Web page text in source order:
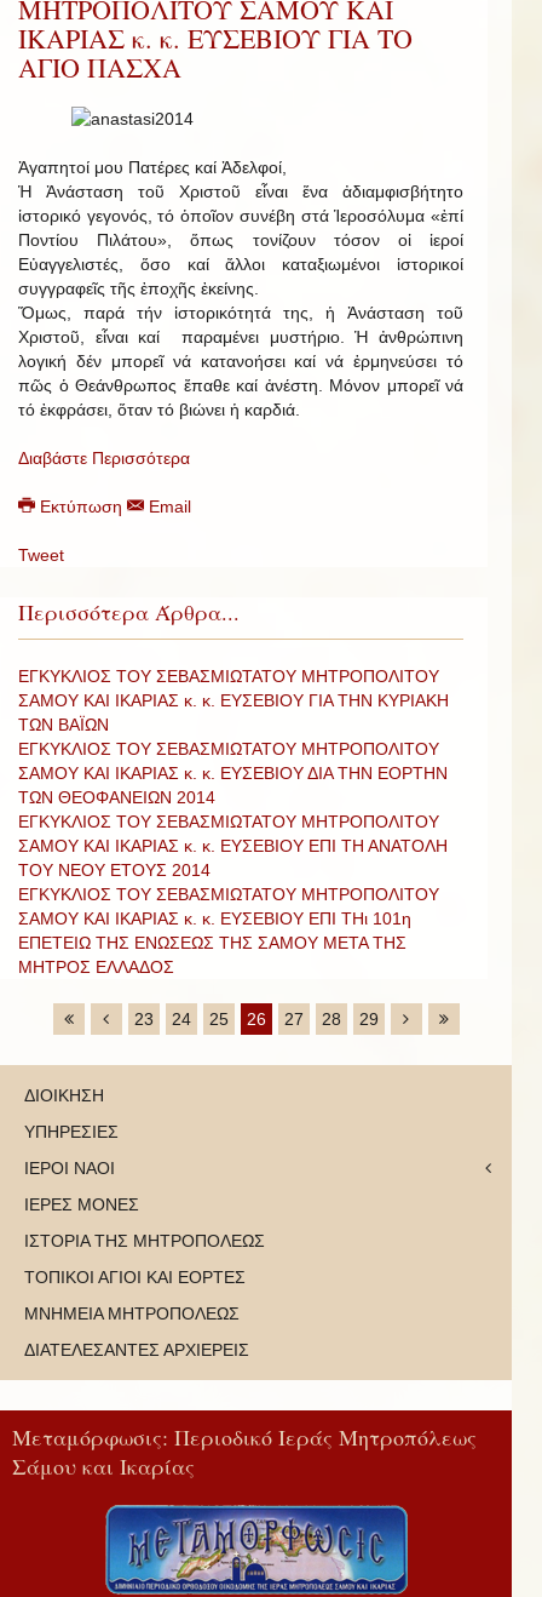
ΜΗΤΡΟΠΟΛΙΤΟΥ ΣΑΜΟΥ ΚΑΙ
ΙΚΑΡΙΑΣ κ. κ. ΕΥΣΕΒΙΟΥ ΓΙΑ ΤΟ
ΑΓΙΟ ΠΑΣΧΑ
Ἀγαπητοί μου Πατέρες καί Ἀδελφοί,
Ἡ Ἀνάσταση τοῦ Χριστοῦ εἶναι ἕνα ἀδιαμφισβήτητο
ἱστορικό γεγονός, τό ὁποῖον συνέβη στά Ἱεροσόλυμα «ἐπί
Ποντίου Πιλάτου», ὅπως τονίζουν τόσον οἱ ἱεροί
Εὐαγγελιστές, ὅσο καί ἄλλοι καταξιωμένοι ἱστορικοί
συγγραφεῖς τῆς ἐποχῆς ἐκείνης.
Ὅμως, παρά τήν ἱστορικότητά της, ἡ Ἀνάσταση τοῦ
Χριστοῦ, εἶναι καί παραμένει μυστήριο. Ἡ ἀνθρώπινη
λογική δέν μπορεῖ νά κατανοήσει καί νά ἑρμηνεύσει τό
πῶς ὁ Θεάνθρωπος ἔπαθε καί ἀνέστη. Μόνον μπορεῖ νά
τό ἐκφράσει, ὅταν τό βιώνει ἡ καρδιά.
Διαβάστε Περισσότερα
Εκτύπωση Email
Tweet
Περισσότερα Άρθρα...
ΕΓΚΥΚΛΙΟΣ ΤΟΥ ΣΕΒΑΣΜΙΩΤΑΤΟΥ ΜΗΤΡΟΠΟΛΙΤΟΥ
ΣΑΜΟΥ ΚΑΙ ΙΚΑΡΙΑΣ κ. κ. ΕΥΣΕΒΙΟΥ ΓΙΑ ΤΗΝ ΚΥΡΙΑΚΗ
ΤΩΝ ΒΑΪΩΝ
ΕΓΚΥΚΛΙΟΣ ΤΟΥ ΣΕΒΑΣΜΙΩΤΑΤΟΥ ΜΗΤΡΟΠΟΛΙΤΟΥ
ΣΑΜΟΥ ΚΑΙ ΙΚΑΡΙΑΣ κ. κ. ΕΥΣΕΒΙΟΥ ΔΙΑ ΤΗΝ ΕΟΡΤΗΝ
ΤΩΝ ΘΕΟΦΑΝΕΙΩΝ 2014
ΕΓΚΥΚΛΙΟΣ ΤΟΥ ΣΕΒΑΣΜΙΩΤΑΤΟΥ ΜΗΤΡΟΠΟΛΙΤΟΥ
ΣΑΜΟΥ ΚΑΙ ΙΚΑΡΙΑΣ κ. κ. ΕΥΣΕΒΙΟΥ ΕΠΙ ΤΗ ΑΝΑΤΟΛΗ
ΤΟΥ ΝΕΟΥ ΕΤΟΥΣ 2014
ΕΓΚΥΚΛΙΟΣ ΤΟΥ ΣΕΒΑΣΜΙΩΤΑΤΟΥ ΜΗΤΡΟΠΟΛΙΤΟΥ
ΣΑΜΟΥ ΚΑΙ ΙΚΑΡΙΑΣ κ. κ. ΕΥΣΕΒΙΟΥ ΕΠΙ ΤΗι 101η
ΕΠΕΤΕΙΩ ΤΗΣ ΕΝΩΣΕΩΣ ΤΗΣ ΣΑΜΟΥ ΜΕΤΑ ΤΗΣ
ΜΗΤΡΟΣ ΕΛΛΑΔΟΣ
23 24 25 26 27 28 29
ΔΙΟΙΚΗΣΗ
ΥΠΗΡΕΣΙΕΣ
ΙΕΡΟΙ ΝΑΟΙ
ΙΕΡΕΣ ΜΟΝΕΣ
ΙΣΤΟΡΙΑ ΤΗΣ ΜΗΤΡΟΠΟΛΕΩΣ
ΤΟΠΙΚΟΙ ΑΓΙΟΙ ΚΑΙ ΕΟΡΤΕΣ
ΜΝΗΜΕΙΑ ΜΗΤΡΟΠΟΛΕΩΣ
ΔΙΑΤΕΛΕΣΑΝΤΕΣ ΑΡΧΙΕΡΕΙΣ
Μεταμόρφωσις: Περιοδικό Ιεράς Μητροπόλεως
Σάμου και Ικαρίας